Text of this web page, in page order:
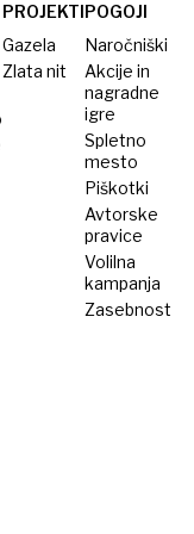
PROJEKTI
Gazela
Zlata nit
POGOJI
Naročniški
Akcije in
nagradne
igre
Spletno
mesto
Piškotki
Avtorske
pravice
Volilna
kampanja
Zasebnost